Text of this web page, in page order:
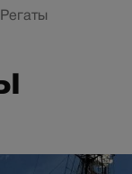
Регаты